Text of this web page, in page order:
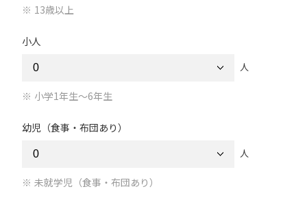
13歳以上
小人
人
小学1年生～6年生
幼児（食事・布団あり）
人
未就学児（食事・布団あり）